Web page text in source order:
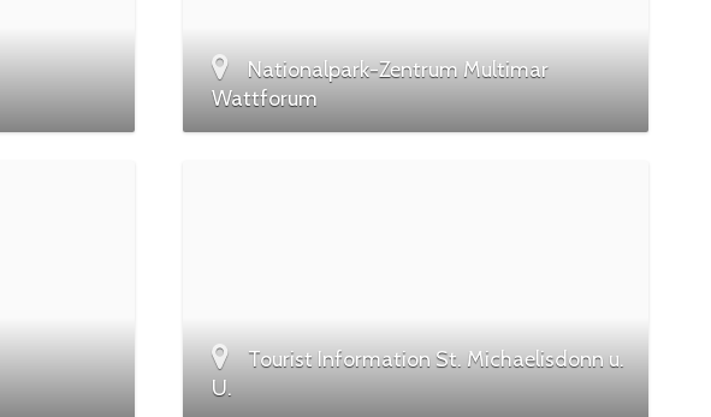
Nationalpark-Zentrum Multimar
Wattforum
Tourist Information St. Michaelisdonn u.
U.